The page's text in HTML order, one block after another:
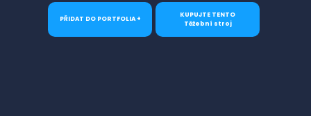
PŘIDAT DO PORTFOLIA +
KUPUJTE TENTO
Těžební stroj